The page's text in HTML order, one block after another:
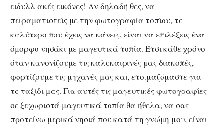
ειδυλλιακές εικόνες! Αν δηλαδή θες, να
πειραματιστείς με την φωτογραφία τοπίου, το
καλύτερο που έχεις να κάνεις, είναι να επιλέξεις ένα
όμορφο νησάκι με μαγευτικά τοπία. Έτσι κάθε χρόνο
όταν κανονίζουμε τις καλοκαιρινές μας διακοπές,
φορτίζουμε τις μηχανές μας και, ετοιμαζόμαστε για
το ταξίδι μας. Για αυτές τις μαγευτικές φωτογραφίες
σε ξεχωριστά μαγευτικά τοπία θα ήθελα, να σας
προτείνω μερικά νησιά που κατά τη γνώμη μου, είναι